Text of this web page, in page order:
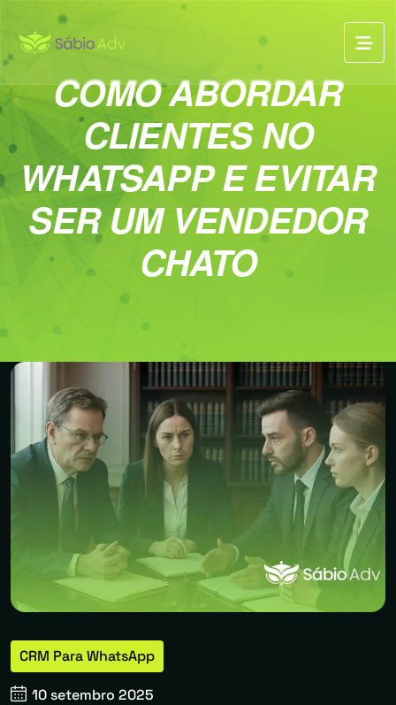
COMO ABORDAR
CLIENTES NO
WHATSAPP E EVITAR
SER UM VENDEDOR
CHATO
CRM Para WhatsApp
10 setembro 2025